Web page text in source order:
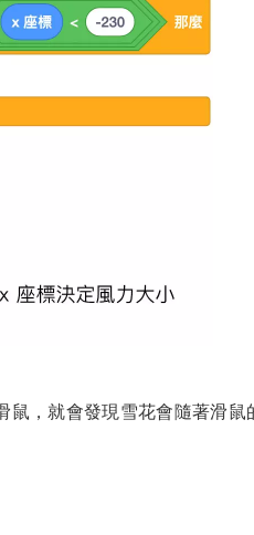
，就會發現雪花會隨著滑鼠